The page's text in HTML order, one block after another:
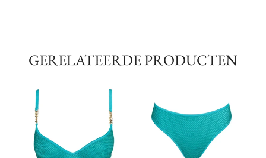
GERELATEERDE PRODUCTEN